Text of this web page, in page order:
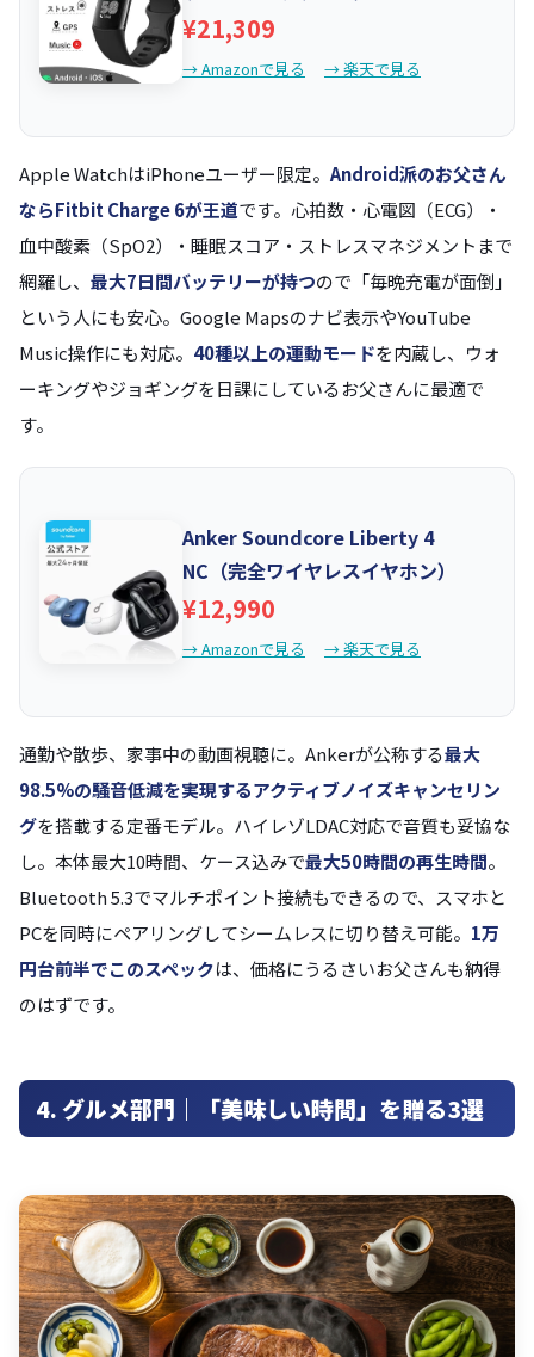
¥21,309
→ Amazonで見る → 楽天で見る
Apple WatchはiPhoneユーザー限定。 Android派のお父さん
ならFitbit Charge 6が王道です。心拍数・心電図（ECG）・
血中酸素（SpO2）・睡眠スコア・ストレスマネジメントまで
網羅し、 最大7日間バッテリーが持つので「毎晩充電が面倒」
という人にも安心。Google Mapsのナビ表示やYouTube
Music操作にも対応。 40種以上の運動モードを内蔵し、ウォ
ーキングやジョギングを日課にしているお父さんに最適で
す。
Anker Soundcore Liberty 4
NC（完全ワイヤレスイヤホン）
¥12,990
→ Amazonで見る → 楽天で見る
通勤や散歩、家事中の動画視聴に。Ankerが公称する最大
98.5%の騒音低減を実現するアクティブノイズキャンセリン
グを搭載する定番モデル。ハイレゾLDAC対応で音質も妥協な
し。本体最大10時間、ケース込みで最大50時間の再生時間。
Bluetooth 5.3でマルチポイント接続もできるので、スマホと
PCを同時にペアリングしてシームレスに切り替え可能。 1万
円台前半でこのスペックは、価格にうるさいお父さんも納得
のはずです。
4. グルメ部門｜「美味しい時間」を贈る3選